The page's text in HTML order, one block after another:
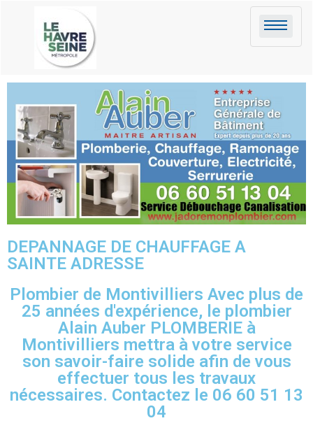
DEPANNAGE DE CHAUFFAGE A
SAINTE ADRESSE
Plombier de Montivilliers Avec plus de
25 années d'expérience, le plombier
Alain Auber PLOMBERIE à
Montivilliers mettra à votre service
son savoir-faire solide afin de vous
effectuer tous les travaux
nécessaires. Contactez le 06 60 51 13
04